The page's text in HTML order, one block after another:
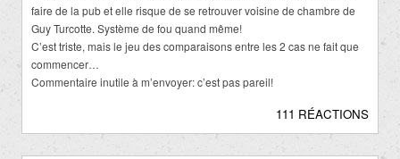
faire de la pub et elle risque de se retrouver voisine de chambre de
Guy Turcotte. Système de fou quand même!
C’est triste, mais le jeu des comparaisons entre les 2 cas ne fait que
commencer…
Commentaire inutile à m’envoyer: c’est pas pareil!
111 RÉACTIONS